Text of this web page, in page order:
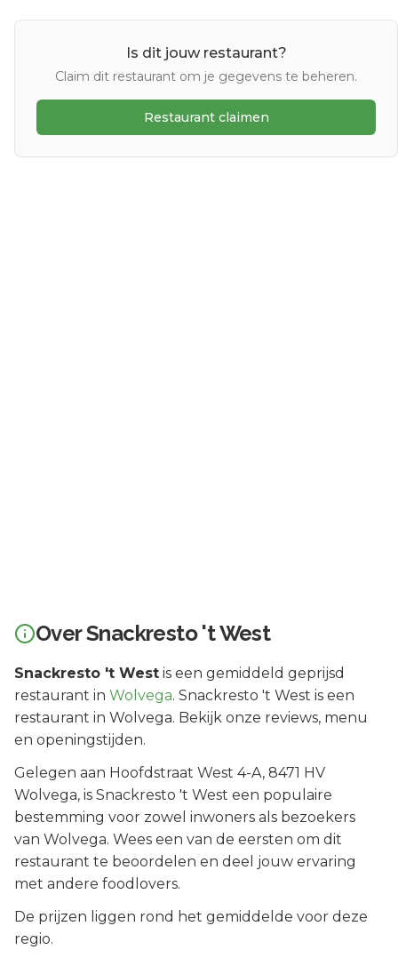
Is dit jouw restaurant?
Claim dit restaurant om je gegevens te beheren.
Restaurant claimen
OverSnackresto 't West
Snackresto 't West is een gemiddeld geprijsd
restaurant in Wolvega. Snackresto 't West is een
restaurant in Wolvega. Bekijk onze reviews, menu
en openingstijden.
Gelegen aan Hoofdstraat West 4-A, 8471 HV
Wolvega, is Snackresto 't West een populaire
bestemming voor zowel inwoners als bezoekers
van Wolvega. Wees een van de eersten om dit
restaurant te beoordelen en deel jouw ervaring
met andere foodlovers.
De prijzen liggen rond het gemiddelde voor deze
regio.